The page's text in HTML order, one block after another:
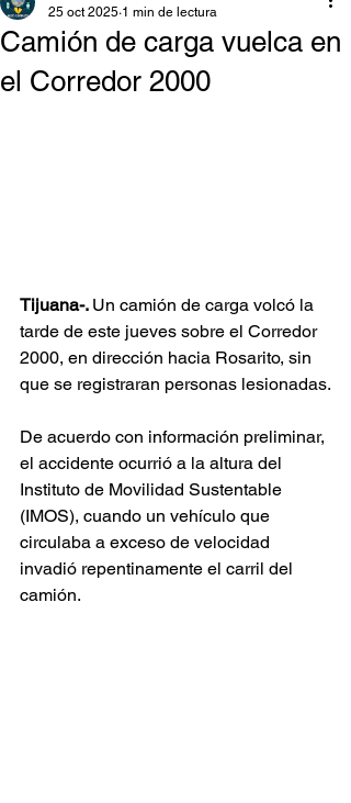
Camión de carga vuelca en
el Corredor 2000
25 oct 2025 1 min de lectura
Tijuana-. Un camión de carga volcó la
tarde de este jueves sobre el Corredor
2000, en dirección hacia Rosarito, sin
que se registraran personas lesionadas.
De acuerdo con información preliminar,
el accidente ocurrió a la altura del
Instituto de Movilidad Sustentable
(IMOS), cuando un vehículo que
circulaba a exceso de velocidad
invadió repentinamente el carril del
camión.